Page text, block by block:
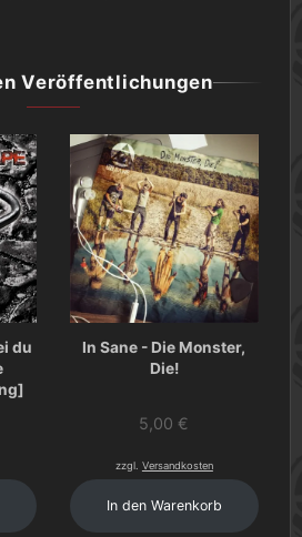
Veröffentlichungen
du
In Sane - Die Monster,
Die!
5,00 €
zzgl. Versandkosten
In den Warenkorb